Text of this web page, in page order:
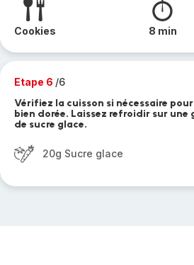
Cookies 8 min
Etape 6 /6
Vérifiez la cuisson si nécessaire
bien dorée. Laissez refroidir sur une
de sucre glace.
20g Sucre glace